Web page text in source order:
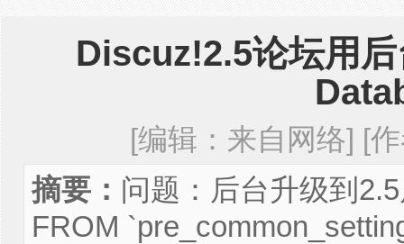
Discuz!2.5论坛用
[编辑：来自网络] [
摘要： 问题：后台升级到
FROM